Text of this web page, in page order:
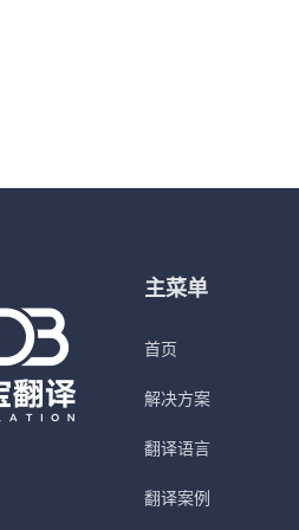
主菜单
首页
解决方案
翻译语言
翻译案例